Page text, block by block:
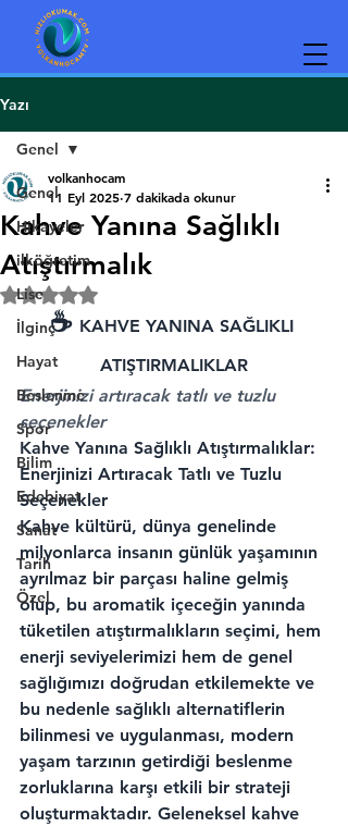
Yazı
Genel
Hikayeler
ilköğretim
Lise
İlginç
Hayat
Beslenme
Spor
Bilim
Edebiyat
Sanat
Tarih
Özel
Genel
Kahve Yanına Sağlıklı
Atıştırmalık
volkanhocam
11 Eyl 2025 7 dakikada okunur
5 üzerinden NaN yıldız
☕ KAHVE YANINA SAĞLIKLI
ATIŞTIRMALIKLAR
Enerjinizi artıracak tatlı ve tuzlu
seçenekler
Kahve Yanına Sağlıklı Atıştırmalıklar:
Enerjinizi Artıracak Tatlı ve Tuzlu
Seçenekler
Kahve kültürü, dünya genelinde
milyonlarca insanın günlük yaşamının
ayrılmaz bir parçası haline gelmiş
olup, bu aromatik içeceğin yanında
tüketilen atıştırmalıkların seçimi, hem
enerji seviyelerimizi hem de genel
sağlığımızı doğrudan etkilemekte ve
bu nedenle sağlıklı alternatiflerin
bilinmesi ve uygulanması, modern
yaşam tarzının getirdiği beslenme
zorluklarına karşı etkili bir strateji
oluşturmaktadır. Geleneksel kahve